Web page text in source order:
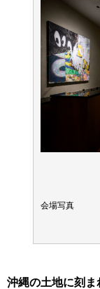
会場写真
沖縄の土地に刻